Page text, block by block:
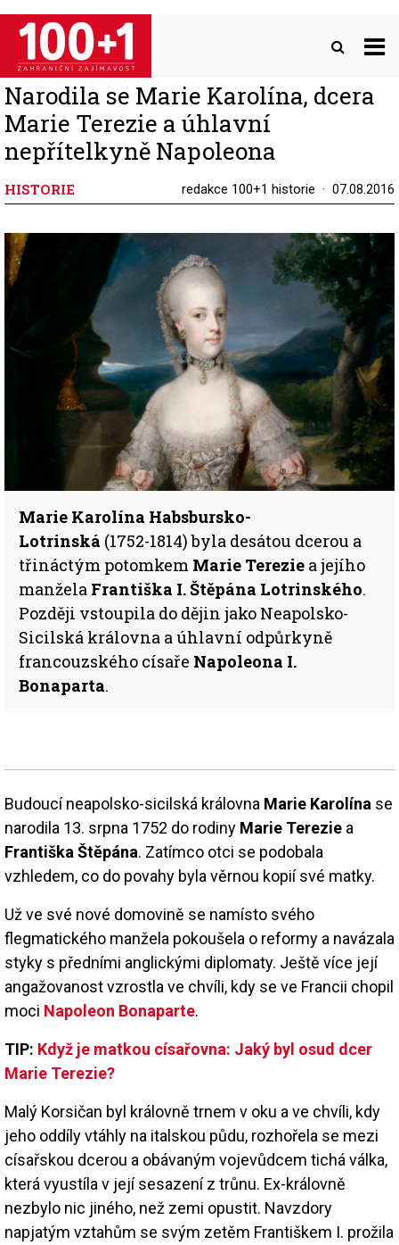
Přejít
hlavnímu
obsahu
Narodila se Marie Karolína, dcera
Marie Terezie a úhlavní
nepřítelkyně Napoleona
HISTORIE redakce 100+1 historie 07.08.2016
Marie Karolína Habsbursko-
Lotrinská (1752-1814) byla desátou dcerou a
třináctým potomkem Marie Terezie a jejího
manžela Františka I. Štěpána Lotrinského.
Později vstoupila do dějin jako Neapolsko-
Sicilská královna a úhlavní odpůrkyně
francouzského císaře Napoleona I.
Bonaparta.
Budoucí neapolsko-sicilská královna Marie Karolína se
narodila 13. srpna 1752 do rodiny Marie Terezie a
Františka Štěpána. Zatímco otci se podobala
vzhledem, co do povahy byla věrnou kopií své matky.
Už ve své nové domovině se namísto svého
flegmatického manžela pokoušela o reformy a navázala
styky s předními anglickými diplomaty. Ještě více její
angažovanost vzrostla ve chvíli, kdy se ve Francii chopil
moci Napoleon Bonaparte.
TIP: Když je matkou císařovna: Jaký byl osud dcer
Marie Terezie?
Malý Korsičan byl královně trnem v oku a ve chvíli, kdy
jeho oddíly vtáhly na italskou půdu, rozhořela se mezi
císařskou dcerou a obávaným vojevůdcem tichá válka,
která vyustíla v její sesazení z trůnu. Ex-královně
nezbylo nic jiného, než zemi opustit. Navzdory
napjatým vztahům se svým zetěm Františkem I. prožila